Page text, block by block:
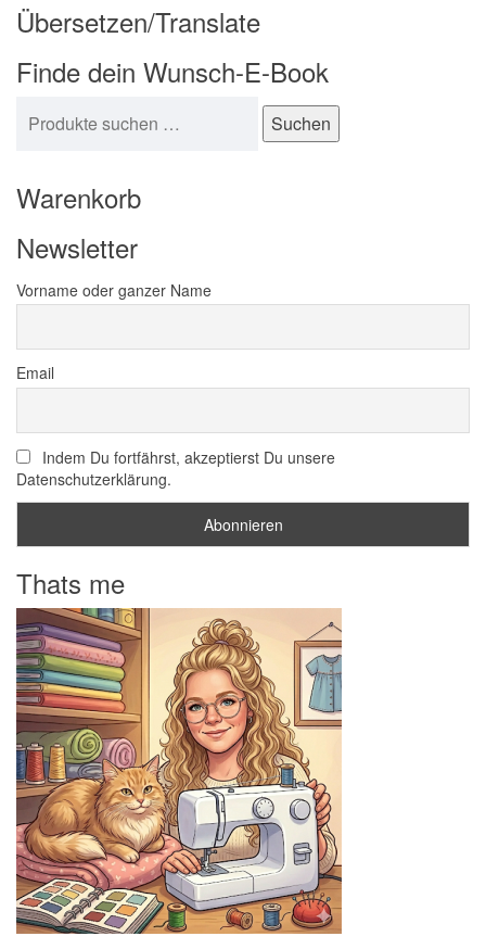
Übersetzen/Translate
Finde dein Wunsch-E-Book
Suchen
Warenkorb
Newsletter
Vorname oder ganzer Name
Email
Indem Du fortfährst, akzeptierst Du unsere
Datenschutzerklärung.
Thats me